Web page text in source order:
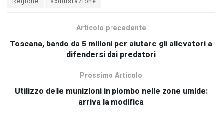
Articolo precedente
Toscana, bando da 5 milioni per aiutare gli allevatori a
difendersi dai predatori
Prossimo Articolo
Utilizzo delle munizioni in piombo nelle zone umide:
arriva la modifica